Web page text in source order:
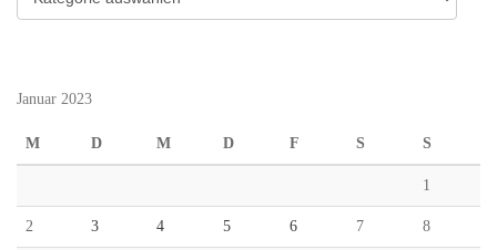
Januar 2023
M D M D F S S
1
2 3 4 5 6 7 8